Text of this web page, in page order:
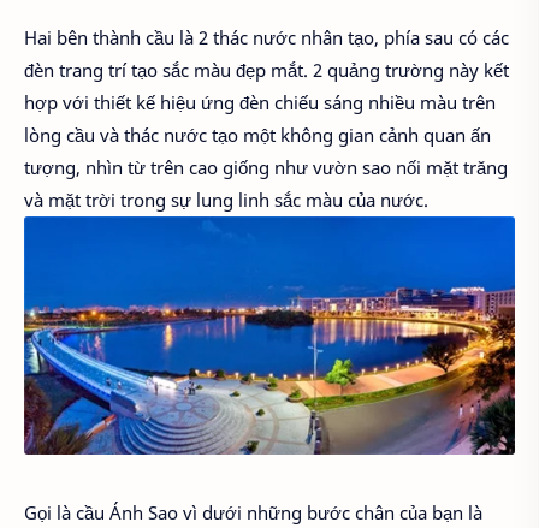
Hai bên thành cầu là 2 thác nước nhân tạo, phía sau có các
đèn trang trí tạo sắc màu đẹp mắt. 2 quảng trường này kết
hợp với thiết kế hiệu ứng đèn chiếu sáng nhiều màu trên
lòng cầu và thác nước tạo một không gian cảnh quan ấn
tượng, nhìn từ trên cao giống như vườn sao nối mặt trăng
và mặt trời trong sự lung linh sắc màu của nước.
Gọi là cầu Ánh Sao vì dưới những bước chân của bạn là